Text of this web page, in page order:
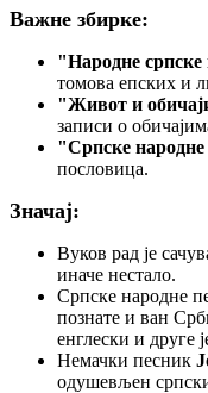
Важне збирке:
"Народне српске
томова епских и
"Живот и
записи о
"Српске
пословица.
Значај:
Вуков рад је
иначе нестало.
Српске народне
познате и ван
енглески и друге
Немачки песник
одушевљен